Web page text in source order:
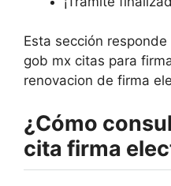
Esta sección
gob mx citas para
renovacion de firma
¿Cómo
cita firma